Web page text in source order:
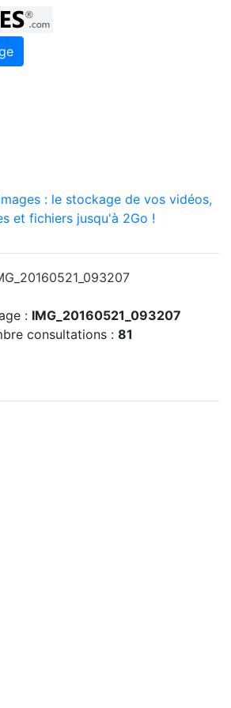
: le stockage de vos vidéos,
et fichiers jusqu'à 2Go !
: IMG_20160521_093207
consultations : 81